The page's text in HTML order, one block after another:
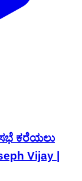
ಸಭೆ ಕರೆಯಲು
Vijay |